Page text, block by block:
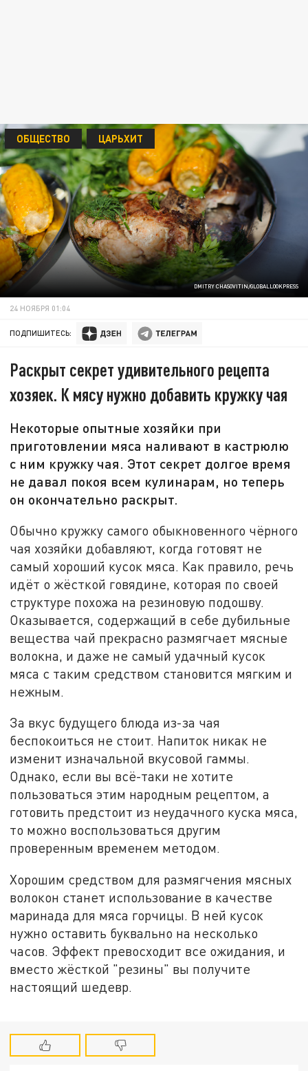
DMITRY CHASOVITIN/GLOBALLOOKPRESS
ОБЩЕСТВО ЦАРЬХИТ
24 НОЯБРЯ 01:04
ПОДПИШИТЕСЬ:
Раскрыт секрет удивительного рецепта
хозяек. К мясу нужно добавить кружку чая
Некоторые опытные хозяйки при
приготовлении мяса наливают в кастрюлю
с ним кружку чая. Этот секрет долгое время
не давал покоя всем кулинарам, но теперь
он окончательно раскрыт.
Обычно кружку самого обыкновенного чёрного
чая хозяйки добавляют, когда готовят не
самый хороший кусок мяса. Как правило, речь
идёт о жёсткой говядине, которая по своей
структуре похожа на резиновую подошву.
Оказывается, содержащий в себе дубильные
вещества чай прекрасно размягчает мясные
волокна, и даже не самый удачный кусок
мяса с таким средством становится мягким и
нежным.
За вкус будущего блюда из-за чая
беспокоиться не стоит. Напиток никак не
изменит изначальной вкусовой гаммы.
Однако, если вы всё-таки не хотите
пользоваться этим народным рецептом, а
готовить предстоит из неудачного куска мяса,
то можно воспользоваться другим
проверенным временем методом.
Хорошим средством для размягчения мясных
волокон станет использование в качестве
маринада для мяса горчицы. В ней кусок
нужно оставить буквально на несколько
часов. Эффект превосходит все ожидания, и
вместо жёсткой "резины" вы получите
настоящий шедевр.